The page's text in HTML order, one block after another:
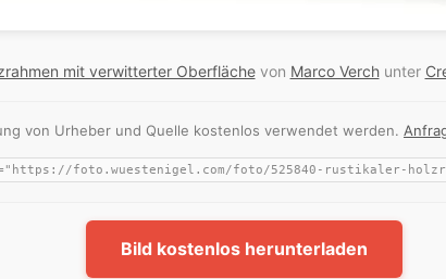
mit verwitterter Oberflächevon Marco Verchunter
von Urheber und Quelle kostenlos verwendet werden.
Bild kostenlos herunterladen